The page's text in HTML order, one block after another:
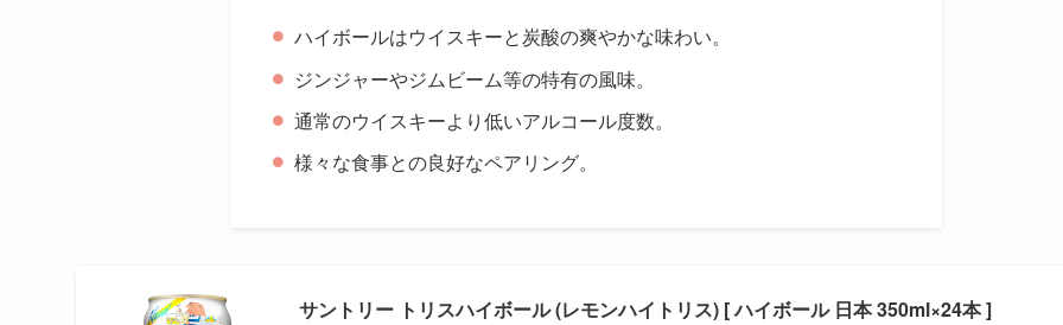
ハイボールはウイスキーと炭酸の爽やかな味わい。
ジンジャーやジムビーム等の特有の風味。
通常のウイスキーより低いアルコール度数。
様々な食事との良好なペアリング。
サントリー トリスハイボール (レモンハイトリス) [ ハイボール 日本 350ml×24本 ]